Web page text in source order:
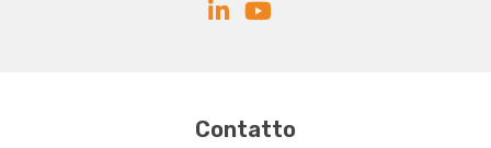
Contatto